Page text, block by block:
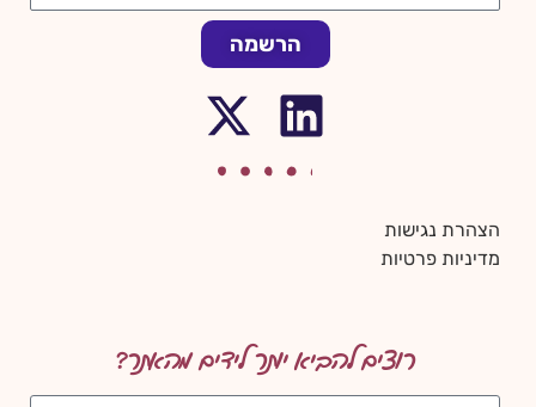
רוצים להביא יותר לידים מהאתר?
הרשמה
הצהרת נגישות
מדיניות פרטיות